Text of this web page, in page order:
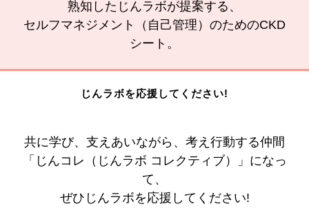
熟知したじんラボが提案する、
セルフマネジメント（自己管理）のためのCKD
シート。
じんラボを応援してください!
共に学び、支えあいながら、考え行動する仲間
「じんコレ（じんラボ コレクティブ）」になっ
て、
ぜひじんラボを応援してください!